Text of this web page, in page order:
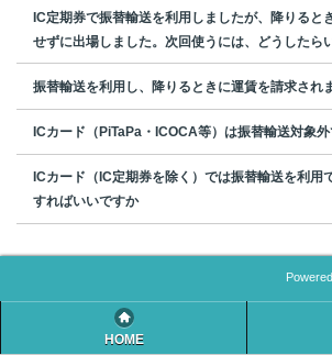
IC定期券で振替輸送を利用しましたが、降りると
せずに出場しました。次回使うには、どうしたら
振替輸送を利用し、降りるときに運賃を請求され
ICカード（PiTaPa・ICOCA等）は振替輸送対象
ICカード（IC定期券を除く）では振替輸送を利用
すればいいですか
HOME